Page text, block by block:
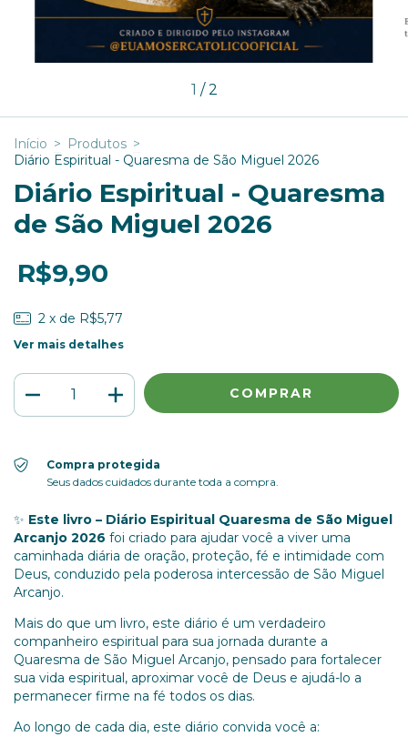
1 /2
Início > Produtos >
Diário Espiritual - Quaresma de São Miguel 2026
Diário Espiritual - Quaresma
de São Miguel 2026
R$9,90
2 x de R$5,77
Ver mais detalhes
Compra protegida
Seus dados cuidados durante toda a compra.
✨ Este livro – Diário Espiritual Quaresma de São Miguel
Arcanjo 2026 foi criado para ajudar você a viver uma
caminhada diária de oração, proteção, fé e intimidade com
Deus, conduzido pela poderosa intercessão de São Miguel
Arcanjo.
Mais do que um livro, este diário é um verdadeiro
companheiro espiritual para sua jornada durante a
Quaresma de São Miguel Arcanjo, pensado para fortalecer
sua vida espiritual, aproximar você de Deus e ajudá-lo a
permanecer firme na fé todos os dias.
Ao longo de cada dia, este diário convida você a: